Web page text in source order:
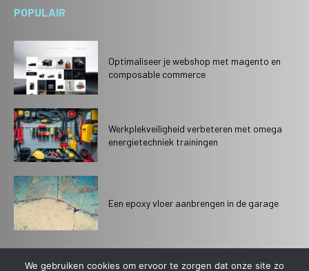
POPULAIR
Optimaliseer je webshop met magento en
composable commerce
Werkplekveiligheid verbeteren met omega
energietechniek trainingen
Een epoxy vloer aanbrengen in de garage
We gebruiken cookies om ervoor te zorgen dat onze site zo